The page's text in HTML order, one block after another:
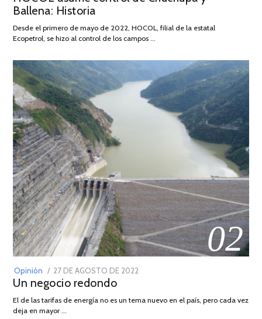
2026
Ballena: Historia
Desde el primero de mayo de 2022, HOCOL, filial de la estatal
Ecopetrol, se hizo al control de los campos …
02
Opinión
POSTED
ON
27 DE AGOSTO DE 2022
DE
Un negocio redondo
El de las tarifas de energía no es un tema nuevo en el país, pero cada vez
deja en mayor …